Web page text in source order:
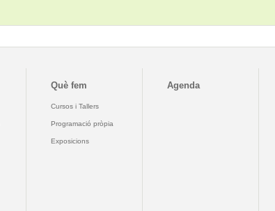
Què fem
Cursos i Tallers
Programació pròpia
Exposicions
Agenda